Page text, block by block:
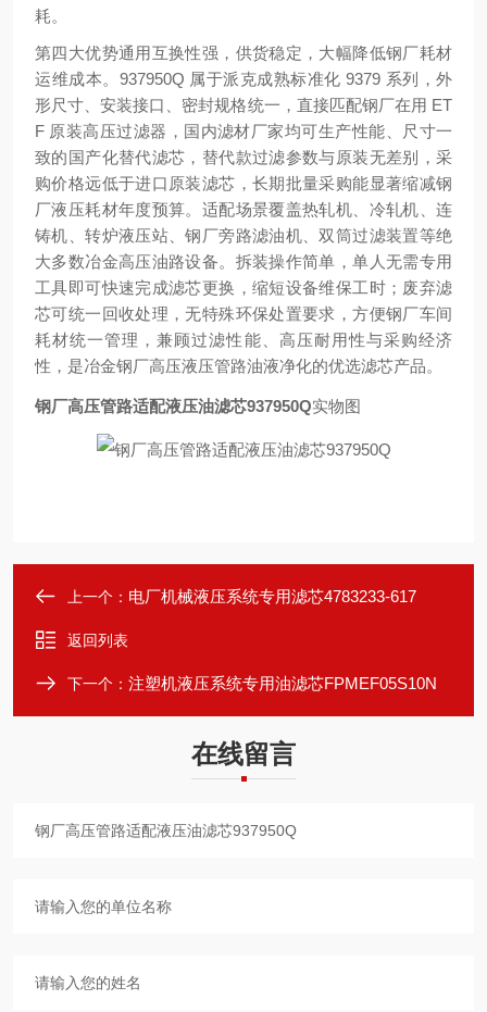
耗。
第四大优势通用互换性强，供货稳定，大幅降低钢厂耗材
运维成本。937950Q 属于派克成熟标准化 9379 系列，外
形尺寸、安装接口、密封规格统一，直接匹配钢厂在用 ET
F 原装高压过滤器，国内滤材厂家均可生产性能、尺寸一
致的国产化替代滤芯，替代款过滤参数与原装无差别，采
购价格远低于进口原装滤芯，长期批量采购能显著缩减钢
厂液压耗材年度预算。适配场景覆盖热轧机、冷轧机、连
铸机、转炉液压站、钢厂旁路滤油机、双筒过滤装置等绝
大多数冶金高压油路设备。拆装操作简单，单人无需专用
工具即可快速完成滤芯更换，缩短设备维保工时；废弃滤
芯可统一回收处理，无特殊环保处置要求，方便钢厂车间
耗材统一管理，兼顾过滤性能、高压耐用性与采购经济
性，是冶金钢厂高压液压管路油液净化的优选滤芯产品。
钢厂高压管路适配液压油滤芯937950Q实物图
上一个： 电厂机械液压系统专用滤芯4783233-617
返回列表
下一个： 注塑机液压系统专用油滤芯FPMEF05S10N
在线留言